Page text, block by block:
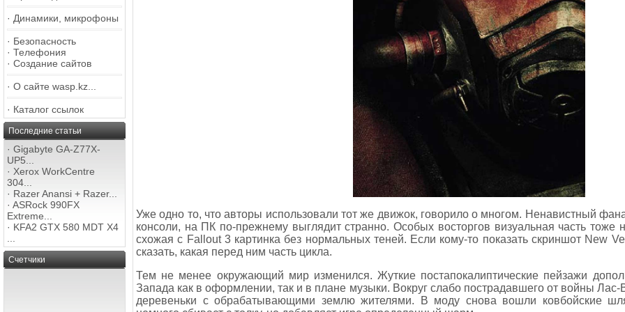
· Динамики, микрофоны
· Безопасность
· Телефония
· Создание сайтов
· О сайте wasp.kz...
· Каталог ссылок
Последние статьи
· Gigabyte GA-Z77X-
UP5...
· Xerox WorkCentre
304...
· Razer Anansi + Razer...
· ASRock 990FX
Extreme...
· KFA2 GTX 580 MDT X4
Счетчики
Уже одно то, что авторы использовали тот же движок, говорило о многом. Ненавистный
консоли, на ПК по-прежнему выглядит странно. Особых восторгов визуальная часть
схожая с Fallout 3 картинка без нормальных теней. Если кому-то показать скриншот New
сказать, какая перед ним часть цикла.
Тем не менее окружающий мир изменился. Жуткие постапокалиптические пейзажи
Запада как в оформлении, так и в плане музыки. Вокруг слабо пострадавшего от войны
деревеньки с обрабатывающими землю жителями. В моду снова вошли ковбойские